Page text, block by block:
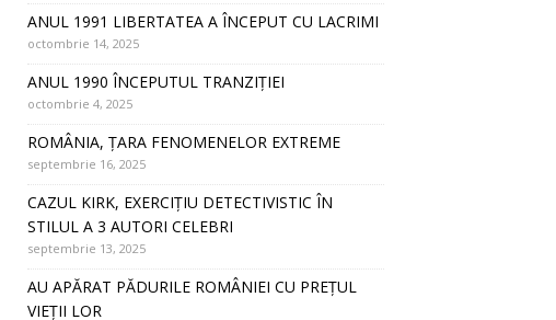
ANUL 1991 LIBERTATEA A ÎNCEPUT CU LACRIMI
octombrie 14, 2025
ANUL 1990 ÎNCEPUTUL TRANZIȚIEI
octombrie 4, 2025
ROMÂNIA, ȚARA FENOMENELOR EXTREME
septembrie 16, 2025
CAZUL KIRK, EXERCIȚIU DETECTIVISTIC ÎN
STILUL A 3 AUTORI CELEBRI
septembrie 13, 2025
AU APĂRAT PĂDURILE ROMÂNIEI CU PREȚUL
VIEȚII LOR